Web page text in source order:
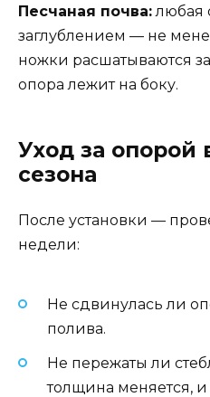
Песчаная почва:любая
заглублением — не
ножки расшатываются за
опора лежит на боку.
Уход за опорой
сезона
После установки —
недели:
Не сдвинулась ли
полива.
Не пережаты ли
толщина меняется, и